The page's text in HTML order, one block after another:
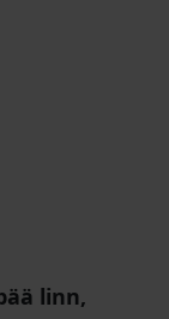
linn,